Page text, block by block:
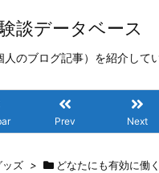
談データベース
のブログ記事）を紹介してい
Prev Next
ッズ > どなたにも有効に働